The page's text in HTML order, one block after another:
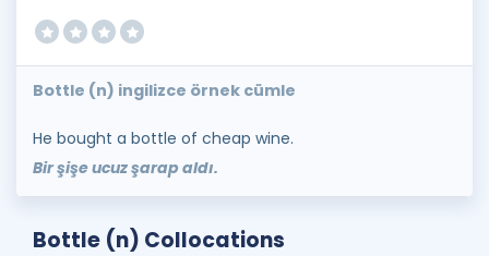
Bottle (n) ingilizce örnek cümle
He bought a bottle of cheap wine.
Bir şişe ucuz şarap aldı.
Bottle (n) Collocations